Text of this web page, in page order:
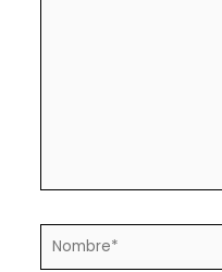
Nombre*